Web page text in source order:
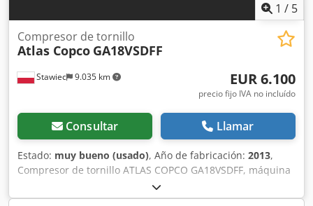
1 / 5
Stawiec 9.035 km
Compresor de tornillo
Atlas Copco GA18VSDFF
EUR 6.100
precio fijo IVA no incluído
Consultar Llamar
Estado: muy bueno (usado), Año de fabricación: 2013,
Compresor de tornillo ATLAS COPCO GA18VSDFF, máquina
con inversor y secador de aire, tras mantenimiento Datos
técnicos: capacidad: 3,62 m3/min; motor de 18,5 KW;